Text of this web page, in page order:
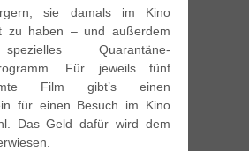
sie damals im Kino
zu haben – und außerdem
Quarantäne-
Für jeweils fünf
Film gibt’s einen
für einen Besuch im Kino
Das Geld dafür wird dem